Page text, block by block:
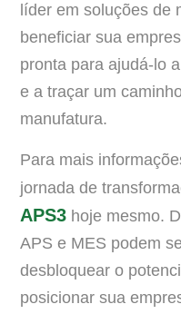
líder em soluções de
beneficiar sua
pronta para ajudá-lo
e a traçar um
manufatura.
Para mais
jornada de
APS3 hoje mesmo.
APS e MES podem
desbloquear o
posicionar sua